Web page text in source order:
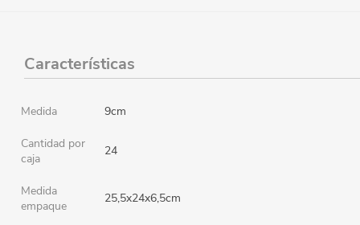
Características
Medida 9cm
Cantidad por
caja
24
Medida
empaque
25,5x24x6,5cm